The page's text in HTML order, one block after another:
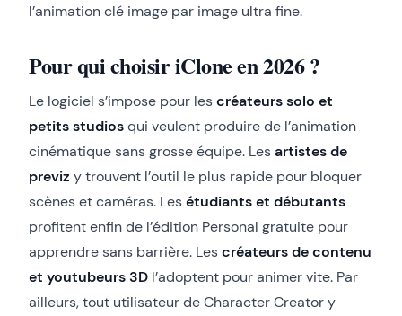
l’animation clé image par image ultra fine.
Pour qui choisir iClone en 2026 ?
Le logiciel s’impose pour lescréateurs solo et
petits studiosqui veulent produire de l’animation
cinématique sans grosse équipe. Lesartistes de
previz y trouvent l’outil le plus rapide pour bloquer
scènes et caméras. Lesétudiants et débutants
profitent enfin de l’édition Personal gratuite pour
apprendre sans barrière. Lescréateurs de contenu
et youtubeurs 3D l’adoptent pour animer vite. Par
ailleurs, tout utilisateur de Character Creator y